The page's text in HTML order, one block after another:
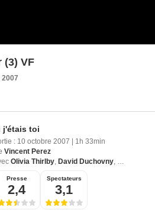
(3) VF
2007
j'étais toi
: 10 octobre 2007
1h 33min
Vincent Perez
Olivia Thirlby, David Duchovny, Lili Taylor
Presse
2,4
Spectateurs
3,1